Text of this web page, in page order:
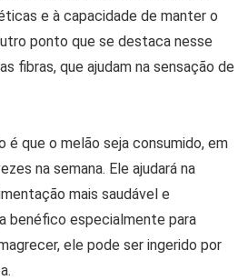
e à capacidade de manter o
ponto que se destaca nesse
fibras, que ajudam na sensação de
é que o melão seja consumido, em
na semana. Ele ajudará na
mais saudável e
benéfico especialmente para
ele pode ser ingerido por